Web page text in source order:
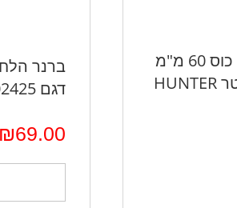
ברנר גז אורך 60 ס"מ כוס 60 מ"מ
דגם 102425
69.00